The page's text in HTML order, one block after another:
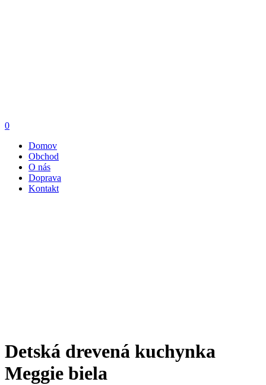
0
Domov
Obchod
O nás
Doprava
Kontakt
Detská drevená kuchynka
Meggie biela